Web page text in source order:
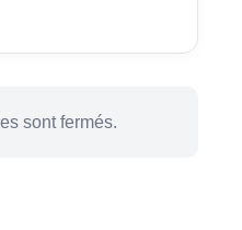
sont fermés.